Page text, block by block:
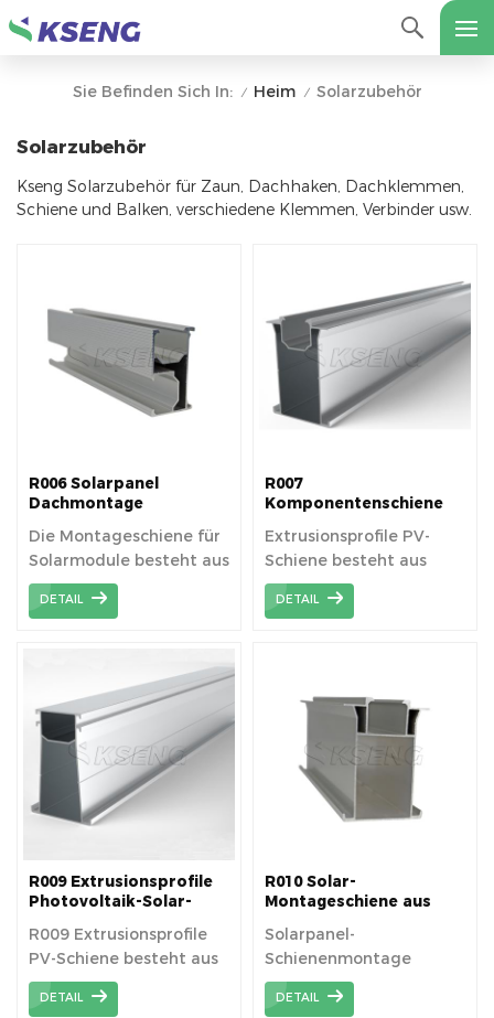
Sie Befinden Sich In: / Heim / Solarzubehör
Solarzubehör
Kseng Solarzubehör für Zaun, Dachhaken, Dachklemmen,
Schiene und Balken, verschiedene Klemmen, Verbinder usw.
R006 Solarpanel
Dachmontage
Die Montageschiene für
Solarmodule besteht aus
Aluminium-
Strangpressprofilen aus
DETAIL
R007
Komponentenschiene
Extrusionsprofile PV-
Schiene besteht aus
Aluminium-
Extrusionsprofilen aus
DETAIL
R009 Extrusionsprofile
Photovoltaik-Solar-
R009 Extrusionsprofile
PV-Schiene besteht aus
Aluminium-
Extrusionsprofilen aus
DETAIL
R010 Solar-
Montageschiene aus
Aluminium
Solarpanel-
Schienenmontage
DETAIL